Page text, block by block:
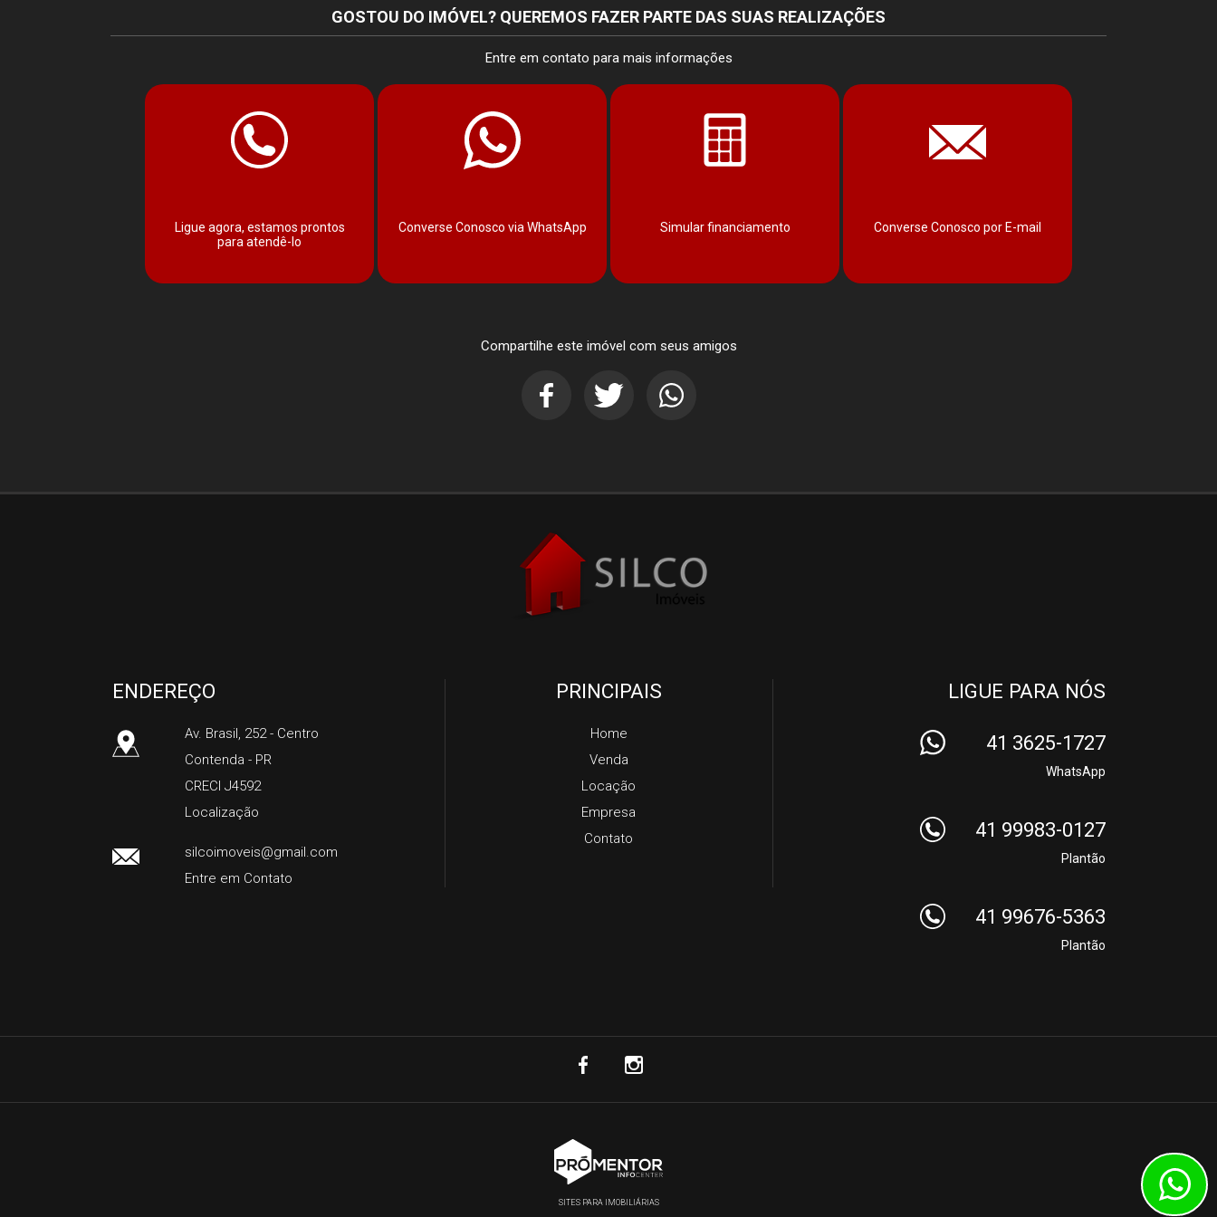
GOSTOU DO IMÓVEL? QUEREMOS FAZER PARTE DAS SUAS REALIZAÇÕES
Entre em contato para mais informações
Ligue agora, estamos prontos
para atendê-lo
Converse Conosco via WhatsApp Simular financiamento Converse Conosco por E-mail
Compartilhe este imóvel com seus amigos
ENDEREÇO
Av. Brasil, 252- Centro
Contenda - PR
CRECI J4592
Localização
silcoimoveis@gmail.com
Entre em Contato
PRINCIPAIS
Home
Venda
Locação
Empresa
Contato
LIGUE PARA NÓS
41 3625-1727
WhatsApp
41 99983-0127
Plantão
41 99676-5363
Plantão
SITES PARA IMOBILIÁRIAS